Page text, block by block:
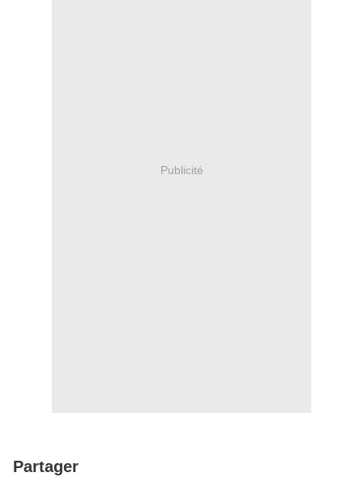
Publicité
Partager